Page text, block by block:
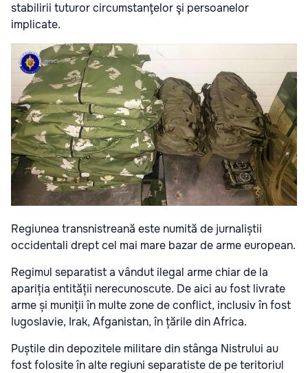
stabilirii tuturor circumstanţelor şi persoanelor
implicate.
Regiunea transnistreană este numită de jurnaliștii
occidentali drept cel mai mare bazar de arme european.
Regimul separatist a vândut ilegal arme chiar de la
apariția entității nerecunoscute. De aici au fost livrate
arme și muniții în multe zone de conflict, inclusiv în fost
Iugoslavie, Irak, Afganistan, în țările din Africa.
Puștile din depozitele militare din stânga Nistrului au
fost folosite în alte regiuni separatiste de pe teritoriul